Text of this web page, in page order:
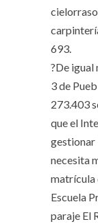
693.
?De igual
3 de
273.403
que el
gestionar
necesita
matrícula
Escuela
paraje El